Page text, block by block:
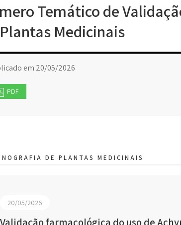
Temático de
Medicinais
em 20/05/2026
PDF
DE PLANTAS MEDICINAIS
20/05/2026
Validação farmacológica do uso de